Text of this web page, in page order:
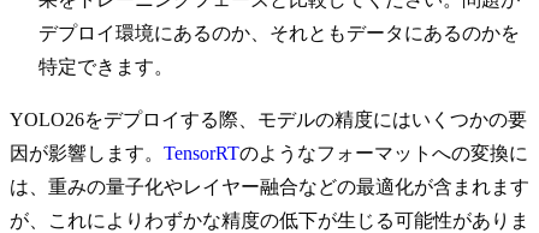
デプロイ環境にあるのか、それともデータにあるのかを
特定できます。
YOLO26をデプロイする際、モデルの精度にはいくつかの要
因が影響します。 TensorRTのようなフォーマットへの変換に
は、重みの量子化やレイヤー融合などの最適化が含まれます
が、これによりわずかな精度の低下が生じる可能性がありま